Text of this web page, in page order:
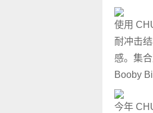
使用
耐冲击
感。集
Booby
今年